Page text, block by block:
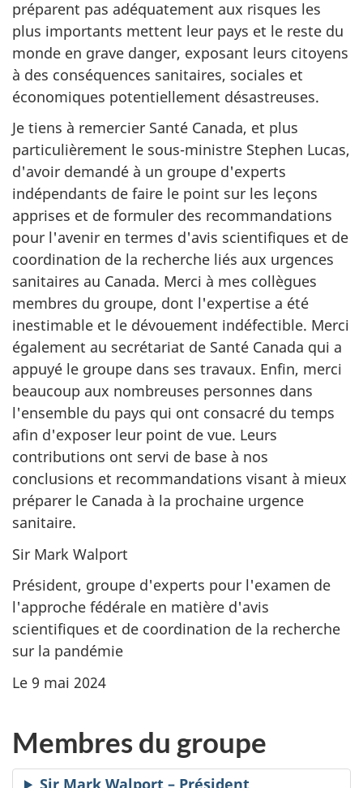
préparent pas adéquatement aux risques les
plus importants mettent leur pays et le reste du
monde en grave danger, exposant leurs citoyens
à des conséquences sanitaires, sociales et
économiques potentiellement désastreuses.
Je tiens à remercier Santé Canada, et plus
particulièrement le sous-ministre Stephen Lucas,
d'avoir demandé à un groupe d'experts
indépendants de faire le point sur les leçons
apprises et de formuler des recommandations
pour l'avenir en termes d'avis scientifiques et de
coordination de la recherche liés aux urgences
sanitaires au Canada. Merci à mes collègues
membres du groupe, dont l'expertise a été
inestimable et le dévouement indéfectible. Merci
également au secrétariat de Santé Canada qui a
appuyé le groupe dans ses travaux. Enfin, merci
beaucoup aux nombreuses personnes dans
l'ensemble du pays qui ont consacré du temps
afin d'exposer leur point de vue. Leurs
contributions ont servi de base à nos
conclusions et recommandations visant à mieux
préparer le Canada à la prochaine urgence
sanitaire.
Sir Mark Walport
Président, groupe d'experts pour l'examen de
l'approche fédérale en matière d'avis
scientifiques et de coordination de la recherche
sur la pandémie
Le 9 mai 2024
Membres du groupe
Sir Mark Walport – Président